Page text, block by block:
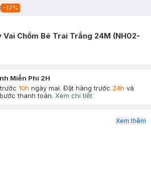
-17%
Chồm Bé Trai Trắng 24M (NH02-
Miễn Phí 2H
10h ngày mai. Đặt hàng trước 24h và
thanh toán. Xem chi tiết
Xem thêm